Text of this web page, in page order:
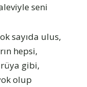
seni
sayıda ulus,
hepsi,
rüya gibi,
olup